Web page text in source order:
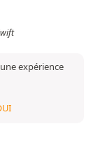
expérience